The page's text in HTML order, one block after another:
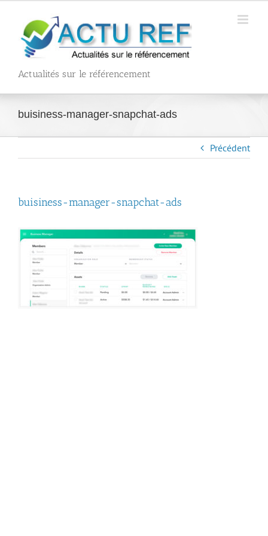
contenu
Actualités sur le référencement
buisiness-manager-snapchat-ads
Précédent
buisiness-manager-snapchat-ads